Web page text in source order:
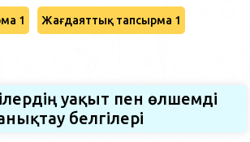
1 Жағдаяттық тапсырма 1
уақыт пен өлшемді
белгілері